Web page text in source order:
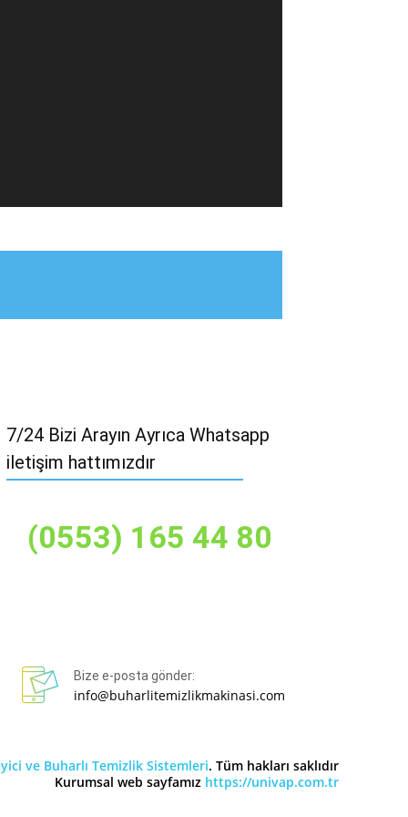
7/24 Bizi Arayın Ayrıca Whatsapp
iletişim hattımızdır
(0553) 165 44 80
Bize e-posta gönder:
info@buharlitemizlikmakinasi.com
ve Buharlı Temizlik Sistemleri. Tüm hakları saklıdır
Kurumsal web sayfamız https://univap.com.tr